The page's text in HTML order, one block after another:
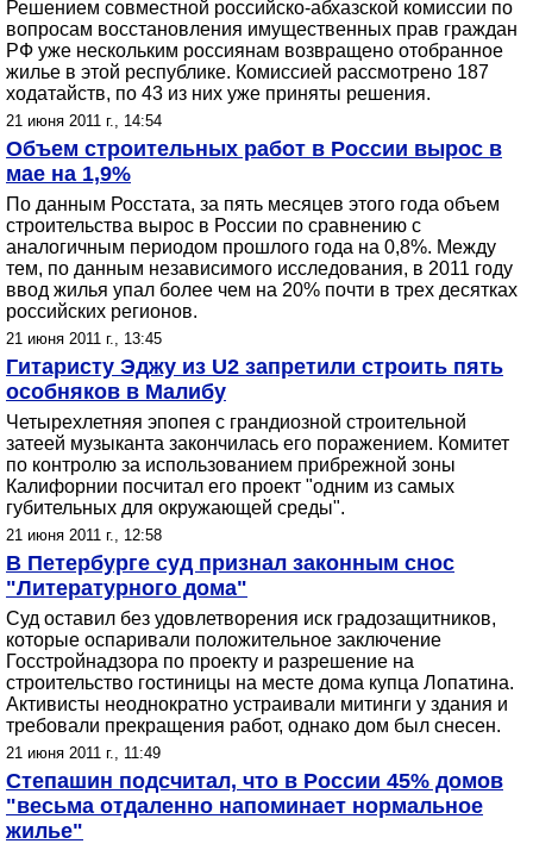
Решением совместной российско-абхазской комиссии по
вопросам восстановления имущественных прав граждан
РФ уже нескольким россиянам возвращено отобранное
жилье в этой республике. Комиссией рассмотрено 187
ходатайств, по 43 из них уже приняты решения.
21 июня 2011 г., 14:54
Объем строительных работ в России вырос в
мае на 1,9%
По данным Росстата, за пять месяцев этого года объем
строительства вырос в России по сравнению с
аналогичным периодом прошлого года на 0,8%. Между
тем, по данным независимого исследования, в 2011 году
ввод жилья упал более чем на 20% почти в трех десятках
российских регионов.
21 июня 2011 г., 13:45
Гитаристу Эджу из U2 запретили строить пять
особняков в Малибу
Четырехлетняя эпопея с грандиозной строительной
затеей музыканта закончилась его поражением. Комитет
по контролю за использованием прибрежной зоны
Калифорнии посчитал его проект "одним из самых
губительных для окружающей среды".
21 июня 2011 г., 12:58
В Петербурге суд признал законным снос
"Литературного дома"
Суд оставил без удовлетворения иск градозащитников,
которые оспаривали положительное заключение
Госстройнадзора по проекту и разрешение на
строительство гостиницы на месте дома купца Лопатина.
Активисты неоднократно устраивали митинги у здания и
требовали прекращения работ, однако дом был снесен.
21 июня 2011 г., 11:49
Степашин подсчитал, что в России 45% домов
"весьма отдаленно напоминает нормальное
жилье"